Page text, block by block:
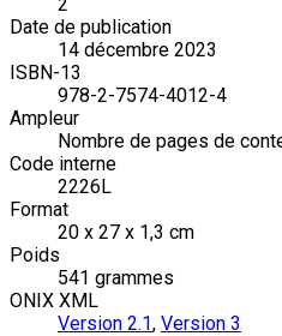
Date de publication
14 décembre 2023
ISBN-13
978-2-7574-4012-4
Ampleur
Nombre de pages de
Code interne
2226L
Format
20 x 27 x 1,3 cm
Poids
541 grammes
ONIX XML
Version 2.1, Version 3